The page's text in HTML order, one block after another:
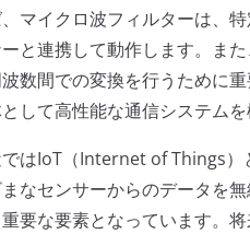
マイクロ波フィルターは、
と連携して動作します。ま
数間での変換を行うために
して高性能な通信システム
はIoT（Internet of Things
なセンサーからのデータを
要な要素となっています。